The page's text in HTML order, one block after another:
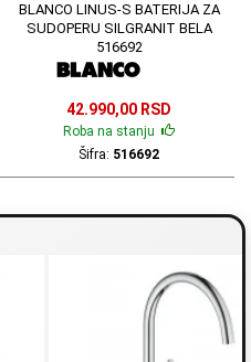
BLANCO LINUS-S BATERIJA ZA
SUDOPERU SILGRANIT BELA
516692
42.990,00 RSD
Roba na stanju
Šifra: 516692